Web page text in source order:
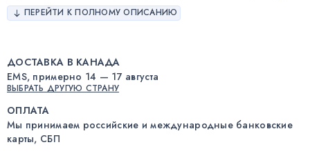
ПЕРЕЙТИ К ПОЛНОМУ ОПИСАНИЮ
ДОСТАВКА В КАНАДА
EMS, примерно 14 — 17 августа
ВЫБРАТЬ ДРУГУЮ СТРАНУ
ОПЛАТА
Мы принимаем российские и международные банковские
карты, СБП